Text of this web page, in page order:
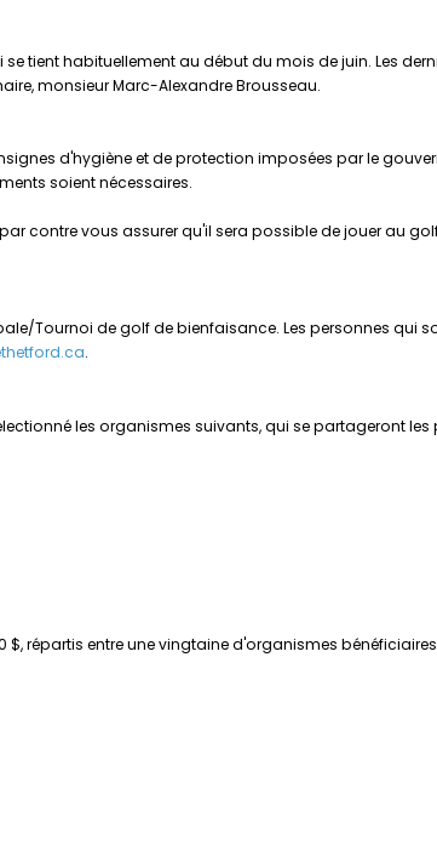
tient habituellement au début du mois de juin. Les
monsieur Marc-Alexandre Brousseau.
d'hygiène et de protection imposées par le
soient nécessaires.
contre vous assurer qu'il sera possible de jouer au
Tournoi de golf de bienfaisance. Les personnes qui
.
les organismes suivants, qui se partageront les
$, répartis entre une vingtaine d'organismes